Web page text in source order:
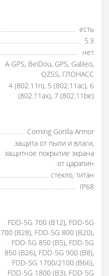
есть
5.3
нет
A-GPS, BeiDou, GPS, Galileo,
QZSS, ГЛОНАСС
4 (802.11n), 5 (802.11ac), 6
(802.11ax), 7 (802.11be)
Corning Gorilla Armor
защита от пыли и влаги,
защитное покрытие экрана
от царапин
стекло, титан
IP68
FDD-5G 700 (B12), FDD-5G
700 (B28), FDD-5G 800 (B20),
FDD-5G 850 (B5), FDD-5G
850 (B26), FDD-5G 900 (B8),
FDD-5G 1700/2100 (B66),
FDD-5G 1800 (B3), FDD-5G